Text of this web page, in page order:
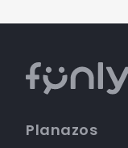
Planazos